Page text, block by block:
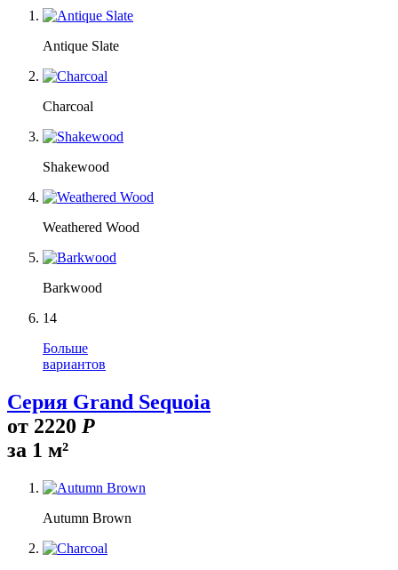
Antique Slate
Charcoal
Shakewood
Weathered Wood
Barkwood
14
Больше
вариантов
Серия Grand Sequoia
от 2220 Р
за 1 м²
Autumn Brown